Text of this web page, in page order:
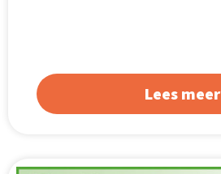
Lees meer